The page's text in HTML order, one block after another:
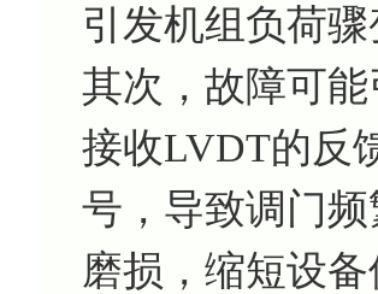
引发机组负荷
其次，故障可
接收LVDT的反
号，导致调门
磨损，缩短设